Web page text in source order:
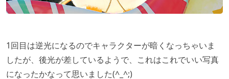
1回目は逆光になるのでキャラクターが暗くなっちゃいま
したが、後光が差しているようで、これはこれでいい写真
になったかなって思いました(^_^;)